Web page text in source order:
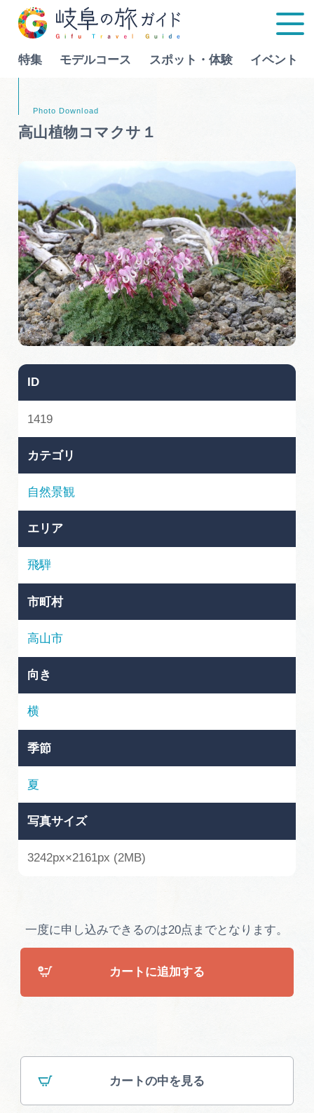
特集 モデルコース スポット・体験 イベント
モデルコース
スポット・体験
イベント
グルメ
旅の予約
インフォメーション
ぎふ旅レポーター記事
早わかり岐阜
買い物・お土産
体験予約サイト「ＶＩＳＩＴ岐阜県」
岐阜県アウトドア観光キャンペーン
岐阜県まるごと観光エリアガイド
岐阜県観光データベース
旅行会社・観光事業者の皆様へ
運営組織
広告掲載
サイトポリシー
Language
行きたいリストを見る
高山植物コマクサ１
ID
1419
カテゴリ
自然景観
エリア
飛騨
市町村
高山市
向き
横
季節
夏
写真サイズ
3242px×2161px (2MB)
一度に申し込みできるのは20点までとなります。
カートに追加する
カートの中を見る